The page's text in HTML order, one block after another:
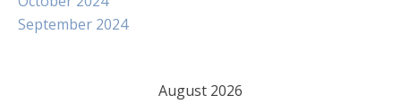
September 2024
August 2026